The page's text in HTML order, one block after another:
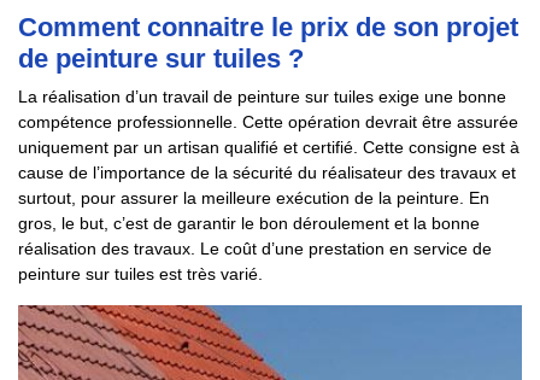
Comment connaitre le prix de son projet
de peinture sur tuiles ?
La réalisation d’un travail de peinture sur tuiles exige une bonne
compétence professionnelle. Cette opération devrait être assurée
uniquement par un artisan qualifié et certifié. Cette consigne est à
cause de l’importance de la sécurité du réalisateur des travaux et
surtout, pour assurer la meilleure exécution de la peinture. En
gros, le but, c’est de garantir le bon déroulement et la bonne
réalisation des travaux. Le coût d’une prestation en service de
peinture sur tuiles est très varié.